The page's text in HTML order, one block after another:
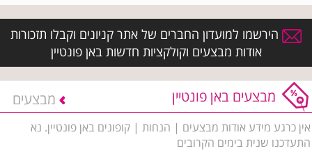
הירשמו למועדון החברים של אתר קניונים וקבלו תזכורות
אודות מבצעים וקולקציות חדשות באן פונטיין
מבצעים באן פונטיין מבצעים
אין כרגע מידע אודות מבצעים | הנחות | קופונים באן פונטיין. נא
התעדכנו שנית בימים הקרובים